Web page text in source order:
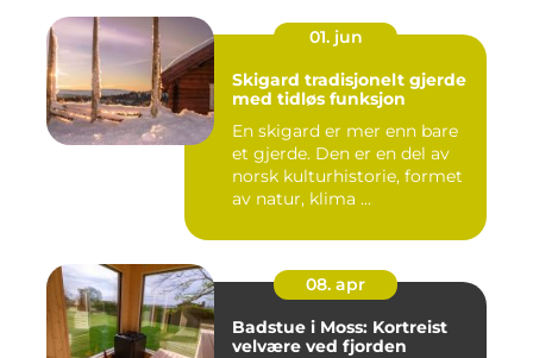
01. jun
Skigard tradisjonelt gjerde
med tidløs funksjon
En skigard er mer enn bare
et gjerde. Den er en del av
norsk kulturhistorie, formet
av natur, klima ...
08. apr
Badstue i Moss: Kortreist
velvære ved fjorden